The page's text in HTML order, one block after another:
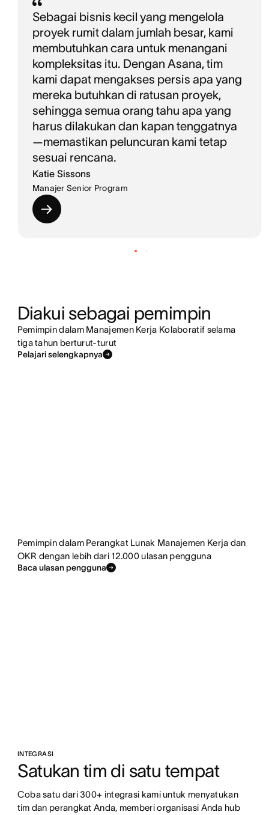
Sebagai bisnis kecil yang mengelola
proyek rumit dalam jumlah besar, kami
membutuhkan cara untuk menangani
kompleksitas itu. Dengan Asana, tim
kami dapat mengakses persis apa yang
mereka butuhkan di ratusan proyek,
sehingga semua orang tahu apa yang
harus dilakukan dan kapan tenggatnya
—memastikan peluncuran kami tetap
sesuai rencana.
Katie Sissons
Manajer Senior Program
Diakui sebagai pemimpin
Pemimpin dalam Manajemen Kerja Kolaboratif selama
tiga tahun berturut-turut
Pelajari selengkapnya
Pemimpin dalam Perangkat Lunak Manajemen Kerja dan
OKR dengan lebih dari 12.000 ulasan pengguna
Baca ulasan pengguna
INTEGRASI
Satukan tim di satu tempat
Coba satu dari 300+ integrasi kami untuk menyatukan
tim dan perangkat Anda, memberi organisasi Anda hub